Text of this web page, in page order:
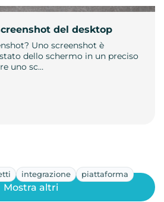
del desktop
Uno screenshot è
dello schermo in un preciso
uno sc…
integrazione piattaforma
Mostra altri